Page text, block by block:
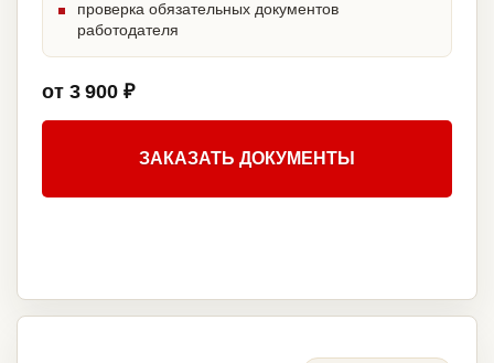
проверка обязательных документов
работодателя
от 3 900 ₽
ЗАКАЗАТЬ ДОКУМЕНТЫ